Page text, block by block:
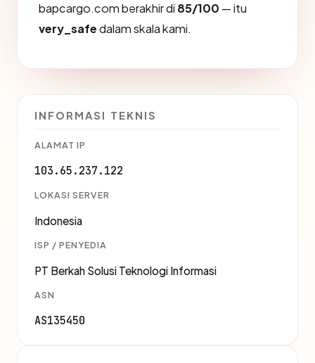
bapcargo.com berakhir di 85/100 — itu
very_safedalam skala kami.
INFORMASI TEKNIS
ALAMAT IP
103.65.237.122
LOKASI SERVER
Indonesia
ISP / PENYEDIA
PT Berkah Solusi Teknologi Informasi
ASN
AS135450